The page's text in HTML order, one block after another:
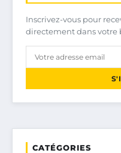
Inscrivez-vous pour
directement dans votre
CATÉGORIES